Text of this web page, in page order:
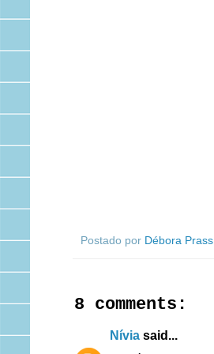
Postado por Débora Prass
8 comments:
Níviasaid...